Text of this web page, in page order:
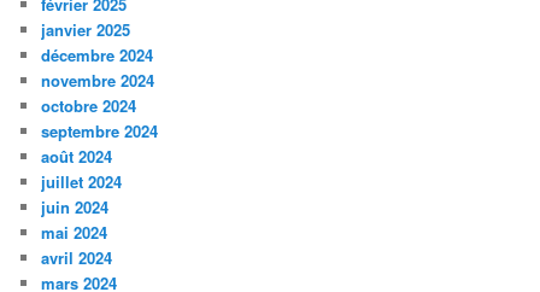
janvier 2025
décembre 2024
novembre 2024
octobre 2024
septembre 2024
août 2024
juillet 2024
juin 2024
mai 2024
avril 2024
mars 2024